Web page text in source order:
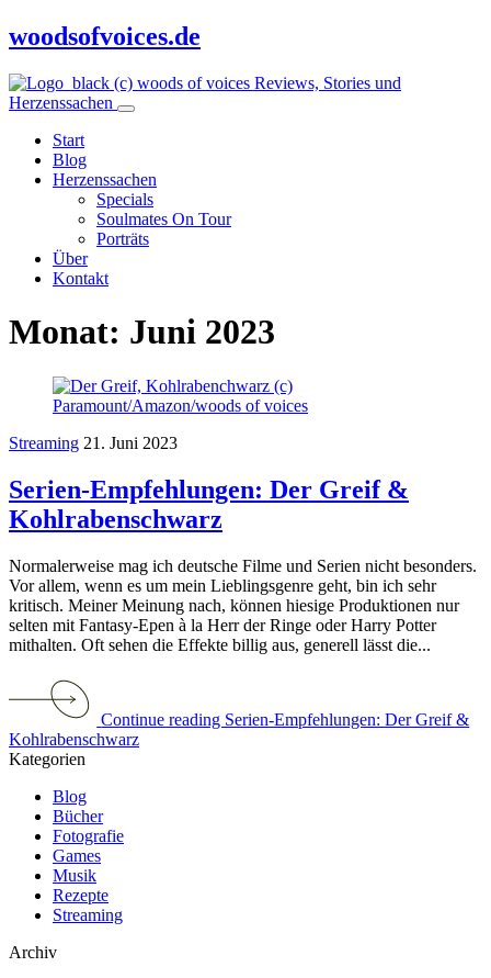
woodsofvoices.de
Reviews, Stories und
Herzenssachen
Start
Blog
Herzenssachen
Specials
Soulmates On Tour
Porträts
Über
Kontakt
Monat: Juni 2023
Streaming 21. Juni 2023
Serien-Empfehlungen: Der Greif &
Kohlrabenschwarz
Normalerweise mag ich deutsche Filme und Serien nicht besonders.
Vor allem, wenn es um mein Lieblingsgenre geht, bin ich sehr
kritisch. Meiner Meinung nach, können hiesige Produktionen nur
selten mit Fantasy-Epen à la Herr der Ringe oder Harry Potter
mithalten. Oft sehen die Effekte billig aus, generell lässt die...
Continue reading Serien-Empfehlungen: Der Greif &
Kohlrabenschwarz
Kategorien
Blog
Bücher
Fotografie
Games
Musik
Rezepte
Streaming
Archiv